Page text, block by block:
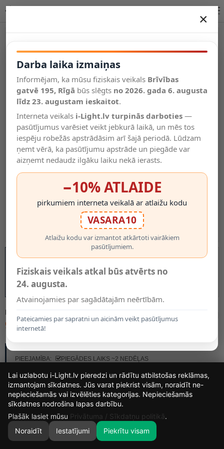
Salīdzināt
Vēlmju
saraksts
Valodas
0
MODELIS:
96.53€
PIEEJAMĪBA:
PIEGĀDES LAIKS ~2 NEDĒĻAS
×
Darba laika izmaiņas
Informējam, ka mūsu fiziskais veikals Brīvības
gatvē 195, Rīgā būs slēgts no 2026. gada 6. augusta
līdz 23. augustam ieskaitot.
Interneta veikals i-Light.lv turpinās darboties —
pasūtījumus varēsiet veikt jebkurā laikā, un mēs tos
iespēju robežās apstrādāsim arī šajā periodā. Lūdzam
ņemt vērā, ka pasūtījumu apstrāde un piegāde var
aizņemt nedaudz ilgāku laiku nekā ierasts.
−10% ATLAIDE
pirkumiem interneta veikalā ar atlaižu kodu
VASARA10
Atlaižu kodu var izmantot atkārtoti vairākiem
pasūtījumiem.
Fiziskais veikals atkal būs atvērts no
24. augusta.
Atvainojamies par sagādātajām neērtībām.
Pateicamies par sapratni un aicinām veikt pasūtījumus
internetā!
14
DIENAS
4
STUNDAS
50
MIN.
18
Lai uzlabotu i-Light.lv pieredzi un rādītu atbilstošas reklāmas,
izmantojam sīkdatnes. Jūs varat piekrist visām, noraidīt ne-
nepieciešamās vai izvēlēties kategorijas. Nepieciešamās
sīkdatnes nodrošina lapas darbību.
Plašāk lasiet mūsu Privātuma / Sīkdatņu politikā.
Noraidīt
Iestatījumi Piekrītu visam